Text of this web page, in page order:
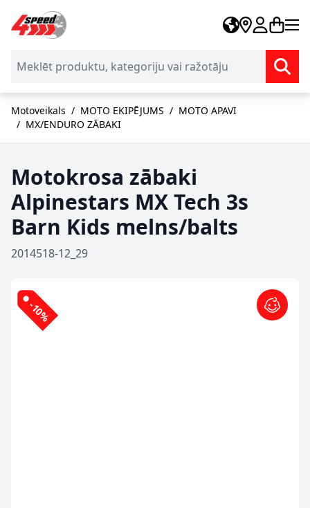
Skip to Content
Motoveikals / MOTO EKIPĒJUMS / MOTO APAVI
/ MX/ENDURO ZĀBAKI
Motokrosa zābaki
Alpinestars MX Tech 3s
Barn Kids melns/balts
2014518-12_29
-10%